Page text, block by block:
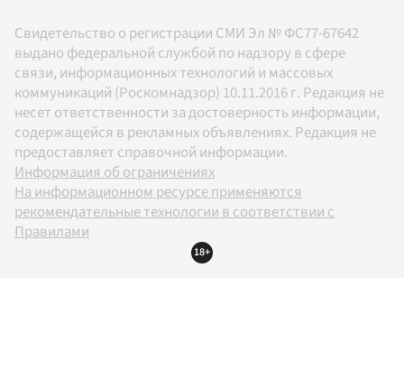
Свидетельство о регистрации СМИ Эл № ФС77-67642
выдано федеральной службой по надзору в сфере
связи, информационных технологий и массовых
коммуникаций (Роскомнадзор) 10.11.2016 г. Редакция не
несет ответственности за достоверность информации,
содержащейся в рекламных объявлениях. Редакция не
предоставляет справочной информации.
Информация об ограничениях
На информационном ресурсе применяются
рекомендательные технологии в соответствии с
Правилами
18+